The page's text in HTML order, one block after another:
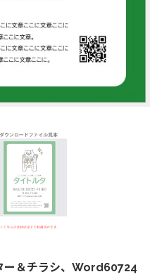
ー＆チラシ、Word60724